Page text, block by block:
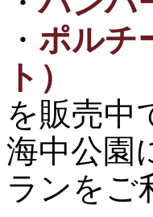
・ ポルチ
ト）
を販売中
海中公園
ランをご